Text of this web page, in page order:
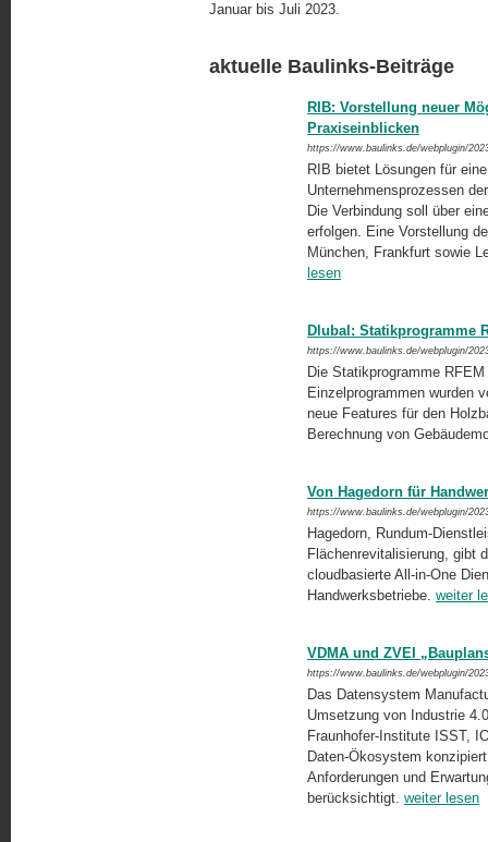
Januar bis Juli 2023.
aktuelle Baulinks-Beiträge
RIB: Vorstellung neuer
Praxiseinblicken
https://www.baulinks.de/webplugin/
RIB bietet Lösungen für
Unternehmensprozessen
Die Verbindung soll über
erfolgen. Eine Vorstellung
München, Frankfurt sowie
lesen
Dlubal: Statikprogramme
https://www.baulinks.de/webplugin/
Die Statikprogramme
Einzelprogrammen wurden
neue Features für den
Berechnung von
Von Hagedorn für
https://www.baulinks.de/webplugin/
Hagedorn, Rundum-
Flächenrevitalisierung, gibt
cloudbasierte All-in-One
Handwerksbetriebe. weiter
VDMA und ZVEI
https://www.baulinks.de/webplugin/
Das Datensystem
Umsetzung von Industrie
Fraunhofer-Institute ISST,
Daten-Ökosystem
Anforderungen und
berücksichtigt. weiter lesen